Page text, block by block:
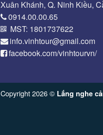
Xuân Khánh, Q. Ninh Kiều,
0914.00.00.65
MST: 1801737622
info.vinhtour@gmail.com
facebook.com/vinhtourvn/
Copyright 2026 © Lắng nghe